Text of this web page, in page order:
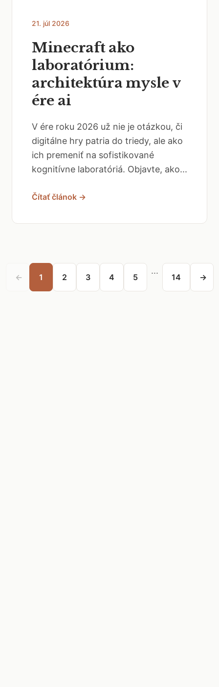
21. júl 2026
Minecraft ako
laboratórium:
architektúra mysle v
ére ai
V ére roku 2026 už nie je otázkou, či
digitálne hry patria do triedy, ale ako
ich premeniť na sofistikované
kognitívne laboratóriá. Objavte, ako...
Čítať článok →
← 1 2 3 4 5
...
14 →